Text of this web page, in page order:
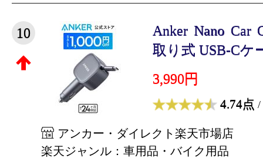
10
Anker Nano Car
取り式 USB-Cケ
3,990円
4.74点 /
アンカー・ダイレクト楽天市場店
楽天ジャンル：車用品・バイク用品